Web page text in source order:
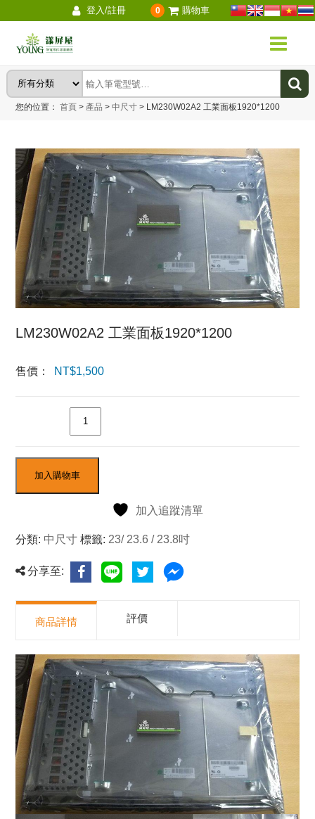
登入/註冊 0 購物車
您的位置：首頁 > 產品 > 中尺寸 > LM230W02A2 工業面板1920*1200
LM230W02A2 工業面板1920*1200
售價： NT$1,500
加入購物車
加入追蹤清單
分類: 中尺寸 標籤: 23/ 23.6 / 23.8吋
分享至:
商品詳情 評價